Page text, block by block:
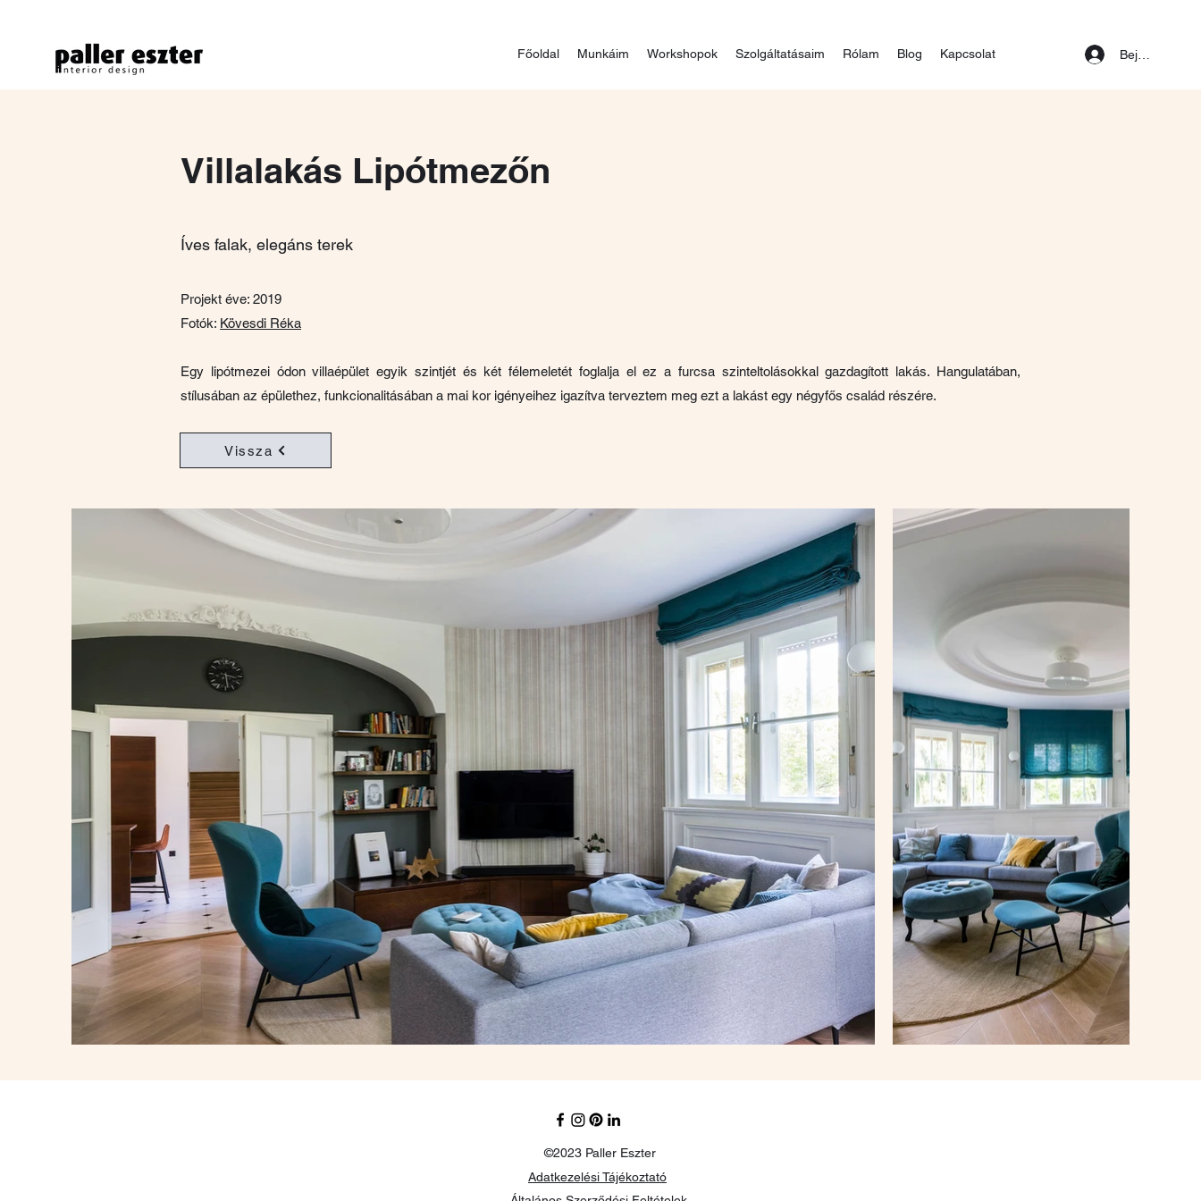
Főoldal Munkáim Workshopok Szolgáltatásaim Rólam Blog Kapcsolat Bejelentkezés
Villalakás Lipótmezőn
Íves falak, elegáns terek
Projekt éve: 2019
Fotók: Kövesdi Réka
Egy lipótmezei ódon villaépület egyik szintjét és két félemeletét foglalja el ez a furcsa szinteltolásokkal gazdagított lakás. Hangulatában,
stílusában az épülethez, funkcionalitásában a mai kor igényeihez igazítva terveztem meg ezt a lakást egy négyfős család részére.
Vissza
©2023 Paller Eszter
Adatkezelési Tájékoztató